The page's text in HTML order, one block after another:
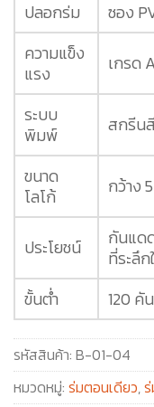
ปลอกร่ม
ซอง
ความแข็ง
แรง
เกรด
ระบบ
พิมพ์
สกรีน
ขนาด
โลโก้
กว้าง
ประโยชน์
กันแด
ที่ระลึ
ขั้นต่ำ
120 คัน
รหัสสินค้า: B-01-04
หมวดหมู่: ร่มตอนเดียว,